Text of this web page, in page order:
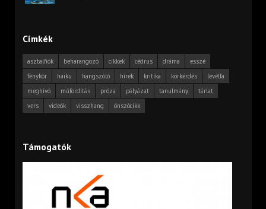
Címkék
asztalfiók beharangozó cikkek cédrus dráma
esszé
fénykör
haiku hangszóló hírek kritika körkérdés
levélfa
meghívó
műfordítás próza pályázat tanulmány
tárlat
vers
videók visszhang önszócikk
Támogatók